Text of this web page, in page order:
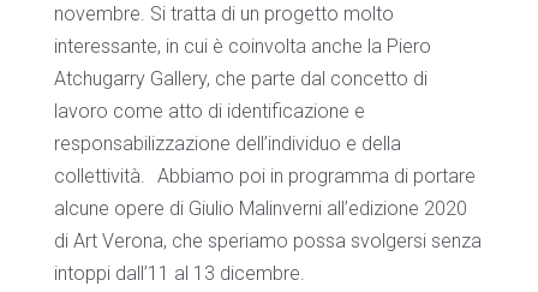
novembre. Si tratta di un progetto molto
interessante, in cui è coinvolta anche la Piero
Atchugarry Gallery, che parte dal concetto di
lavoro come atto di identificazione e
responsabilizzazione dell’individuo e della
collettività. Abbiamo poi in programma di portare
alcune opere di Giulio Malinverni all’edizione 2020
di Art Verona, che speriamo possa svolgersi senza
intoppi dall’11 al 13 dicembre.